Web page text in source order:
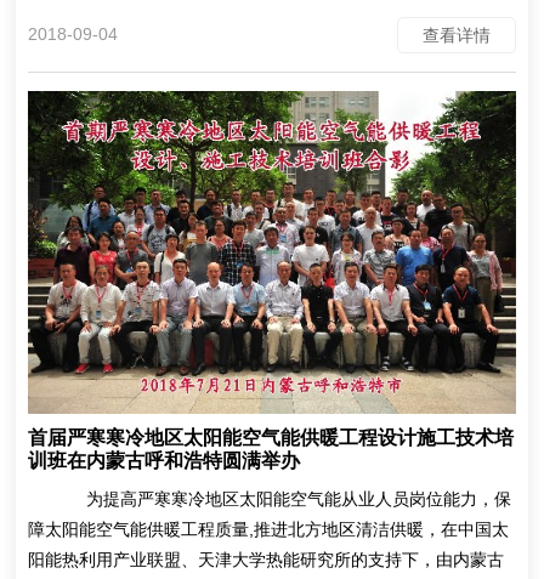
2018-09-04 查看详情
首届严寒寒冷地区太阳能空气能供暖工程设计施工技术培
训班在内蒙古呼和浩特圆满举办
为提高严寒寒冷地区太阳能空气能从业人员岗位能力，保
障太阳能空气能供暖工程质量,推进北方地区清洁供暖，在中国太
阳能热利用产业联盟、天津大学热能研究所的支持下，由内蒙古